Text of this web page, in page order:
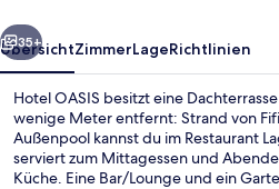
Weiter
35+
ÜbersichtZimmerLageRichtlinien
Hotel OASIS besitzt eine
wenige Meter entfernt: Strand von
Außenpool kannst du im Restaurant
serviert zum Mittagessen und
Küche. Eine Bar/Lounge und ein